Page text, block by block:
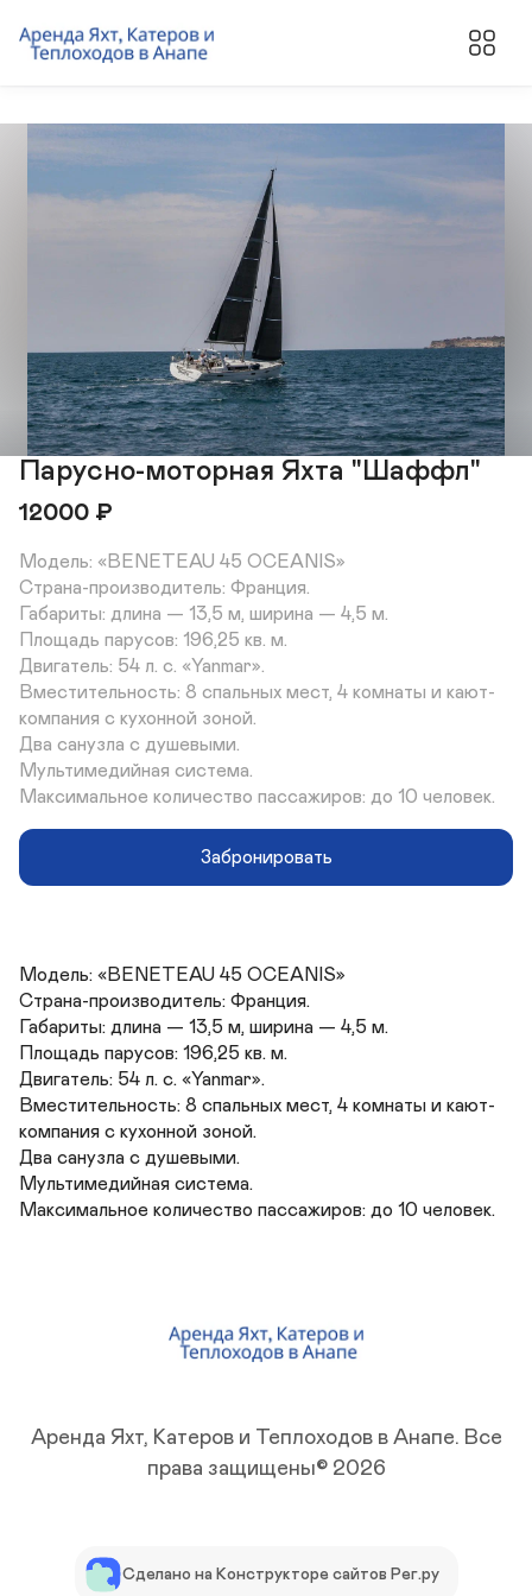
Парусно-моторная Яхта "Шаффл"
12000 ₽
Модель: «BENETEAU 45 OCEANIS»
Страна-производитель: Франция.
Габариты: длина — 13,5 м, ширина — 4,5 м.
Площадь парусов: 196,25 кв. м.
Двигатель: 54 л. с. «Yanmar».
Вместительность: 8 спальных мест, 4 комнаты и кают-
компания с кухонной зоной.
Два санузла с душевыми.
Мультимедийная система.
Максимальное количество пассажиров: до 10 человек.
Забронировать
Модель: «BENETEAU 45 OCEANIS»
Страна-производитель: Франция.
Габариты: длина — 13,5 м, ширина — 4,5 м.
Площадь парусов: 196,25 кв. м.
Двигатель: 54 л. с. «Yanmar».
Вместительность: 8 спальных мест, 4 комнаты и кают-
компания с кухонной зоной.
Два санузла с душевыми.
Мультимедийная система.
Максимальное количество пассажиров: до 10 человек.
Аренда Яхт, Катеров и Теплоходов в Анапе. Все
права защищены© 2026
Сделано на Конструкторе сайтов Рег.ру